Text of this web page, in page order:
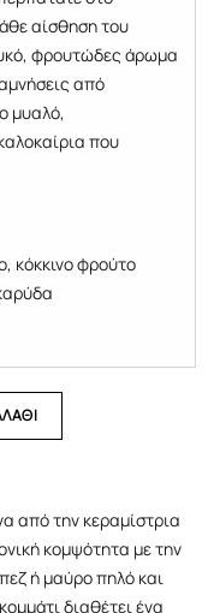
αίσθηση του
φρουτώδες άρωμα
από
μυαλό,
που
κόκκινο φρούτο
από την κεραμίστρια
κομψότητα με την
ή μαύρο πηλό και
διαθέτει ένα